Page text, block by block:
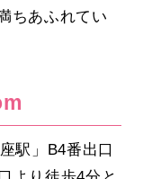
ちあふれてい
駅」B4番出口